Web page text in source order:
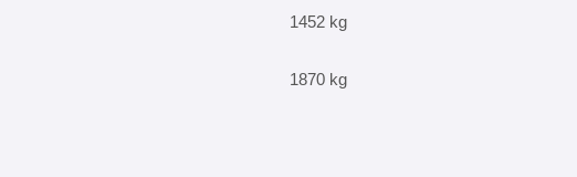
1452 kg
1870 kg